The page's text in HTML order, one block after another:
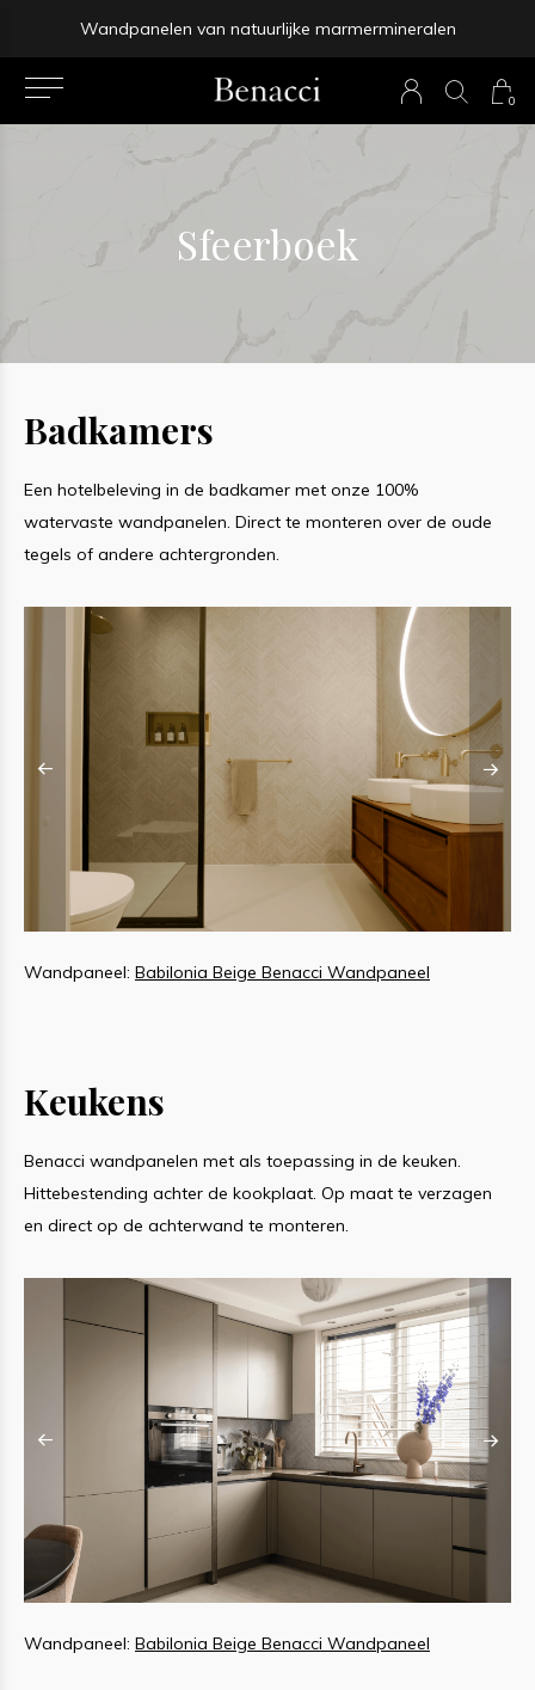
0
Binnen 4-5 werkdagen bezorgd
prev
Sfeerboek
Badkamers
Een hotelbeleving in de badkamer met onze 100%
watervaste wandpanelen. Direct te monteren over de oude
tegels of andere achtergronden.
Wandpaneel: Babilonia Beige Benacci Wandpaneel
Keukens
Benacci wandpanelen met als toepassing in de keuken.
Hittebestending achter de kookplaat. Op maat te verzagen
en direct op de achterwand te monteren.
Wandpaneel: Babilonia Beige Benacci Wandpaneel